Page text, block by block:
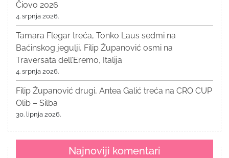
Čiovo 2026
4. srpnja 2026.
Tamara Flegar treća, Tonko Laus sedmi na
Baćinskog jegulji, Filip Županović osmi na
Traversata dell’Eremo, Italija
4. srpnja 2026.
Filip Županović drugi, Antea Galić treća na CRO CUP
Olib – Silba
30. lipnja 2026.
Najnoviji komentari